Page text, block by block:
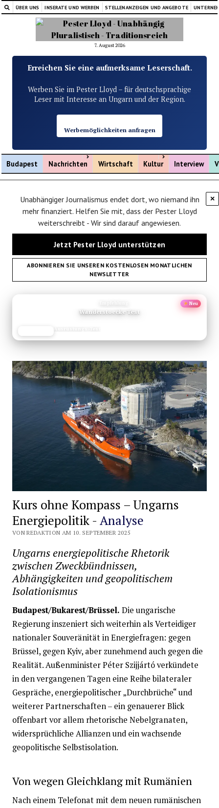
ÜBER UNS INSERATE UND WERBEN STELLENANZEIGEN UND ANGEBOTE
7. August 2026
Erreichen Sie eine aufmerksame Leserschaft.
Werben Sie im Pester Lloyd – für deutschsprachige
Leser mit Interesse an Ungarn und der Region.
Werbemöglichkeiten anfragen
Budapest Nachrichten
Menü öffnen
Wirtschaft Kultur
Menü öffnen
Interview
×
Unabhängiger Journalismus endet dort, wo niemand ihn
mehr finanziert. Helfen Sie mit, dass der Pester Lloyd
weiterschreibt - Wir sind darauf angewiesen.
Jetzt Pester Lloyd unterstützen
ABONNIEREN SIE UNSEREN KOSTENLOSEN MONATLICHEN
NEWSLETTER
Neu
Wanderstoecke Test
Kurs ohne Kompass – Ungarns
Energiepolitik - Analyse
VON REDAKTION AM 10. SEPTEMBER 2025
Ungarns energiepolitische Rhetorik
zwischen Zweckbündnissen,
Abhängigkeiten und geopolitischem
Isolationismus
Budapest/Bukarest/Brüssel. Die ungarische
Regierung inszeniert sich weiterhin als Verteidiger
nationaler Souveränität in Energiefragen: gegen
Brüssel, gegen Kyiv, aber zunehmend auch gegen die
Realität. Außenminister Péter Szijjártó verkündete
in den vergangenen Tagen eine Reihe bilateraler
Gespräche, energiepolitischer „Durchbrüche“ und
weiterer Partnerschaften – ein genauerer Blick
offenbart vor allem rhetorische Nebelgranaten,
widersprüchliche Allianzen und ein wachsende
geopolitische Selbstisolation.
Von wegen Gleichklang mit Rumänien
Nach einem Telefonat mit dem neuen rumänischen